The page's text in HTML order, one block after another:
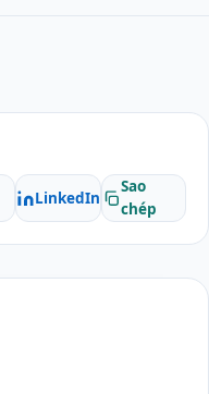
LinkedIn
Sao
chép